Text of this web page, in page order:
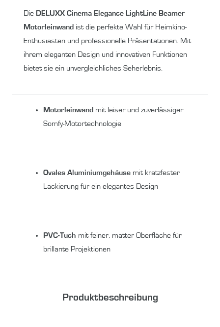
Die DELUXX Cinema Elegance LightLine Beamer
Motorleinwand ist die perfekte Wahl für Heimkino-
Enthusiasten und professionelle Präsentationen. Mit
ihrem eleganten Design und innovativen Funktionen
bietet sie ein unvergleichliches Seherlebnis.
Motorleinwand mit leiser und zuverlässiger
Somfy-Motortechnologie
Ovales Aluminiumgehäuse mit kratzfester
Lackierung für ein elegantes Design
PVC-Tuch mit feiner, matter Oberfläche für
brillante Projektionen
Produktbeschreibung